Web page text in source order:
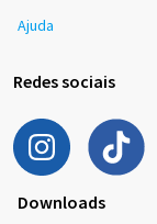
Ajuda
Redes sociais
Downloads